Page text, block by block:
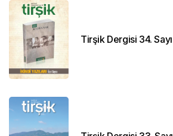
Tirşik Dergisi 34. Sayı